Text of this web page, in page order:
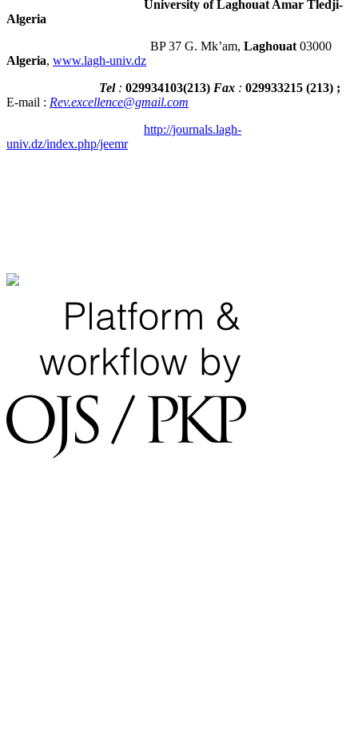
University of Laghouat Amar Tledji-
Algeria
BP 37 G. Mk’am, Laghouat 03000
Algeria, www.lagh-univ.dz
Tel : 029934103(213) Fax : 029933215 (213) ;
E-mail : Rev.excellence@gmail.com
http://journals.lagh-
univ.dz/index.php/jeemr